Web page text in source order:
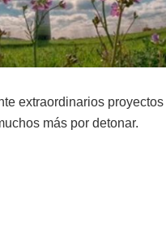
extraordinarios
más por detonar.